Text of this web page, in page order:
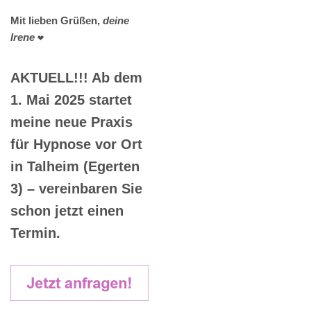
Mit lieben Grüßen, deine
Irene ❤️
AKTUELL!!! Ab dem
1. Mai 2025 startet
meine neue Praxis
für Hypnose vor Ort
in Talheim (Egerten
3) – vereinbaren Sie
schon jetzt einen
Termin.